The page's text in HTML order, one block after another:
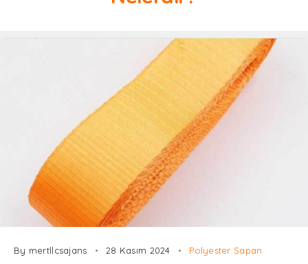
By mertllcsajans 28 Kasım 2024 Polyester Sapan